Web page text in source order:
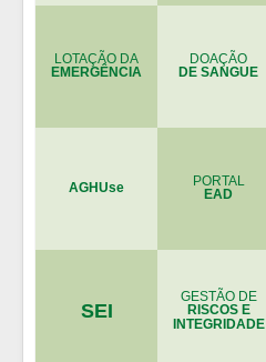
LOTAÇÃO DA
EMERGÊNCIA
DOAÇÃO
DE SANGUE
AGHUse PORTAL
EAD
SEI
GESTÃO DE
RISCOS E
INTEGRIDADE